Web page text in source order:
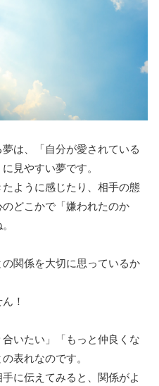
は、「自分が愛されている
見やすい夢です。
ように感じたり、相手の態
どこかで「嫌われたのか
関係を大切に思っているか
！
いたい」「もっと仲良くな
表れなのです。
に伝えてみると、関係がよ